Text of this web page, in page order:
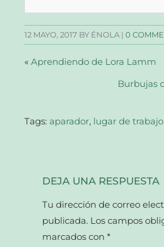
abre
una
ventana
nueva)
abre
una
ventana
nueva)
abre
una
ventana
nueva)
correo
a
un
amigo
abre
en
ventana
12 MAYO, 2017 BY ÉNOLA |0
«Aprendiendo de Lora Lamm
Burbujas
Tags: aparador, lugar de trabajo
DEJA UNA RESPUESTA
Tu dirección de correo
publicada. Los campos
marcados con*